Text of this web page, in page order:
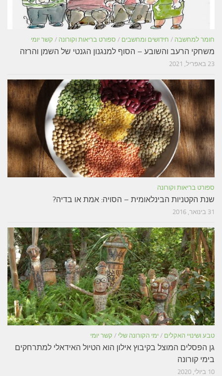
חומר למחשבה / חידושים ומחשבים / ספורט בריאות וקורונה / קשר יומי
משחקי הרעב והשובע – הסוף למנגנון הגנטי של השמן והרזה
23 באפריל, 2021
ספורט בריאות וקורונה
שנת הקטניות הבינלאומית – הסויה: אמת או בדיה?
31 בינואר, 2016
טבע ושינויי האקלים / ימי הקורונה שלי / קשר יומי
גן הפסלים המוצל בקיבוץ אילון הוא הטיול האידאלי למתרחקים
בימי קורונה
10 ביולי, 2020